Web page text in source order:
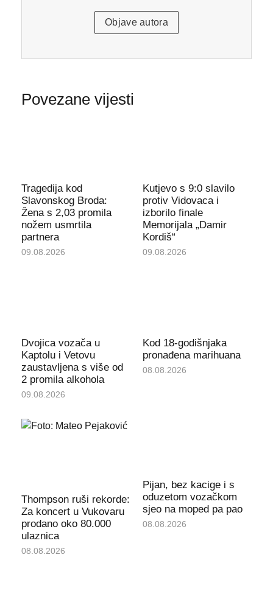
Objave autora
Povezane vijesti
Tragedija kod
Slavonskog Broda:
Žena s 2,03 promila
nožem usmrtila
partnera
09.08.2026
Kutjevo s 9:0 slavilo
protiv Vidovaca i
izborilo finale
Memorijala „Damir
Kordiš“
09.08.2026
Dvojica vozača u
Kaptolu i Vetovu
zaustavljena s više od
2 promila alkohola
09.08.2026
Kod 18-godišnjaka
pronađena marihuana
08.08.2026
Thompson ruši rekorde:
Za koncert u Vukovaru
prodano oko 80.000
ulaznica
08.08.2026
Pijan, bez kacige i s
oduzetom vozačkom
sjeo na moped pa pao
08.08.2026